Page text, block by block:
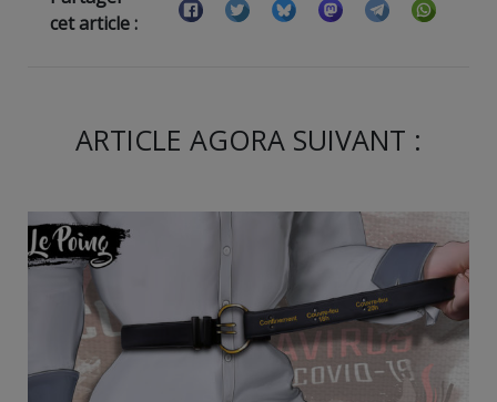
cet article :
ARTICLE AGORA SUIVANT :